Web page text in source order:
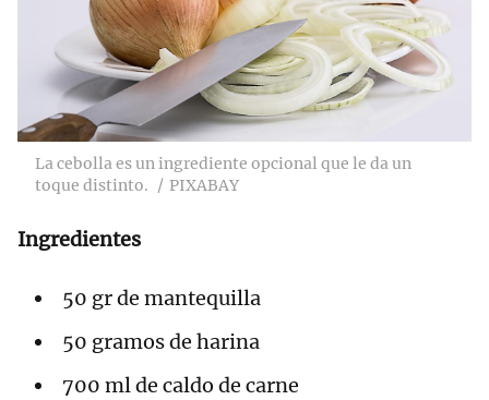
La cebolla es un ingrediente opcional que le da un
toque distinto.
PIXABAY
Ingredientes
50 gr de mantequilla
50 gramos de harina
700 ml de caldo de carne